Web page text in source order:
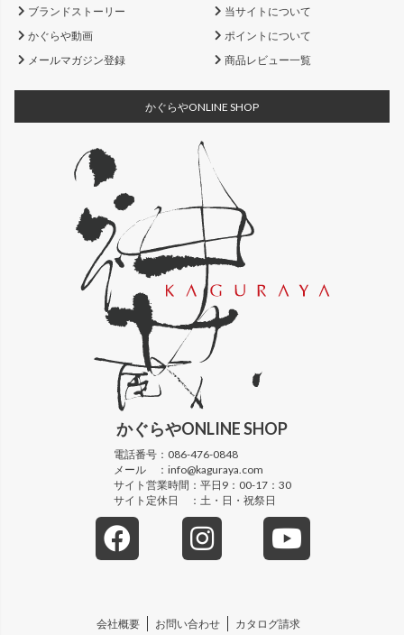
ブランドストーリー
当サイトについて
かぐらや動画
ポイントについて
メールマガジン登録
商品レビュー一覧
かぐらやONLINE SHOP
かぐらやONLINE SHOP
電話番号： 086-476-0848
メール ： info@kaguraya.com
サイト営業時間： 平日9：00-17：30
サイト定休日 ： 土・日・祝祭日
会社概要 お問い合わせ カタログ請求